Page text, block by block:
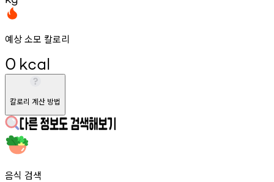
예상 소모 칼로리
0 kcal
칼로리 계산 방법
음식 검색